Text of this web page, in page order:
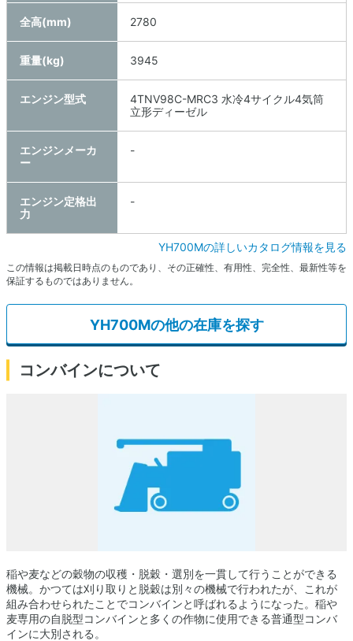
全高(mm) 2780
重量(kg) 3945
エンジン型式
4TNV98C-MRC3 水冷4サイクル4気筒
立形ディーゼル
エンジンメーカ
ー
-
エンジン定格出
力
-
YH700Mの詳しいカタログ情報を見る
この情報は掲載日時点のものであり、その正確性、有用性、完全性、最新性等を
保証するものではありません。
YH700Mの他の在庫を探す
コンバインについて
稲や麦などの穀物の収穫・脱穀・選別を一貫して行うことができる
機械。かつては刈り取りと脱穀は別々の機械で行われたが、これが
組み合わせられたことでコンバインと呼ばれるようになった。稲や
麦専用の自脱型コンバインと多くの作物に使用できる普通型コンバ
インに大別される。